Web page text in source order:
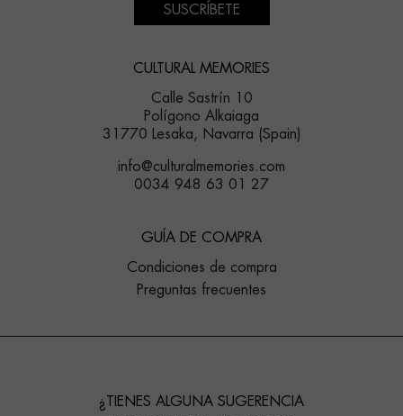
SUSCRÍBETE
CULTURAL MEMORIES
Calle Sastrín 10
Polígono Alkaiaga
31770 Lesaka, Navarra (Spain)
info@culturalmemories.com
0034 948 63 01 27
GUÍA DE COMPRA
Condiciones de compra
Preguntas frecuentes
¿TIENES ALGUNA SUGERENCIA